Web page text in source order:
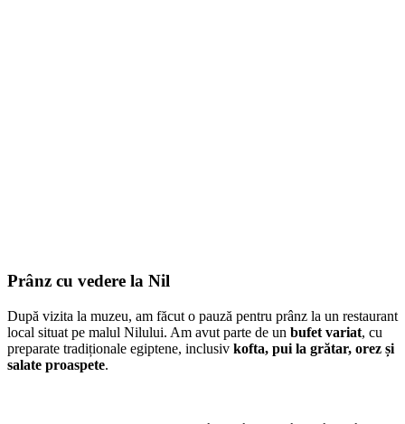
Prânz cu vedere la Nil
După vizita la muzeu, am făcut o pauză pentru prânz la un restaurant
local situat pe malul Nilului. Am avut parte de un bufet variat, cu
preparate tradiționale egiptene, inclusiv kofta, pui la grătar, orez și
salate proaspete.